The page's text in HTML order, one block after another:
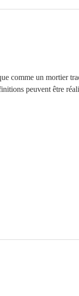
comme un mortier
peuvent être